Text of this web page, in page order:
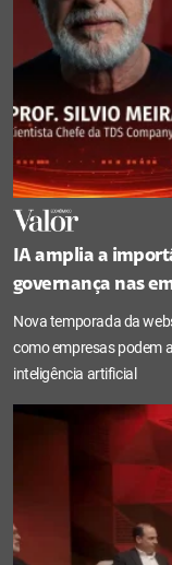
IA amplia a
governança nas
Nova temporada da
como empresas podem
inteligência artificial